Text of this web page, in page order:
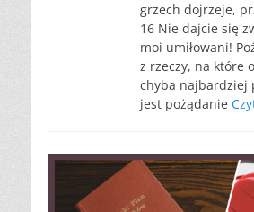
grzech dojrzeje,
16 Nie dajcie się
moi umiłowani!
z rzeczy, na które
chyba najbardziej
jest pożądanie